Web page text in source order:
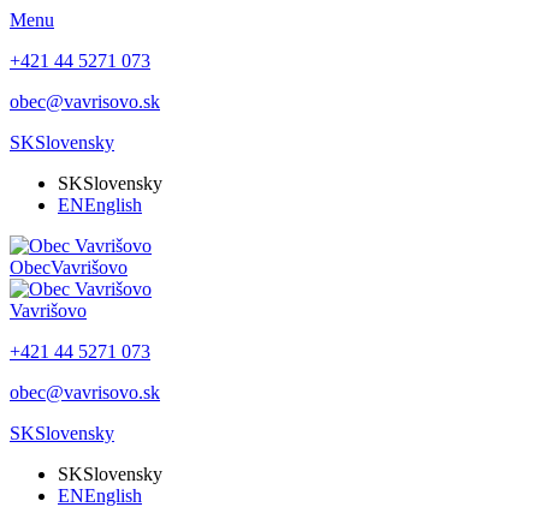
Menu
+421 44 5271 073
obec@vavrisovo.sk
SKSlovensky
SKSlovensky
ENEnglish
ObecVavrišovo
Vavrišovo
+421 44 5271 073
obec@vavrisovo.sk
SKSlovensky
SKSlovensky
ENEnglish